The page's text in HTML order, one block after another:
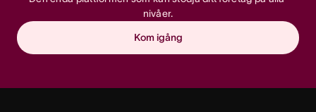
nivåer.
Kom igång